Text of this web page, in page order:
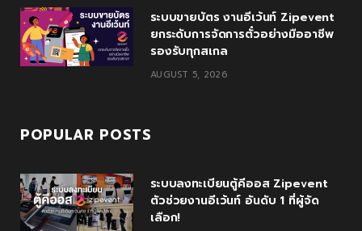
s
ระบบขายบัตร งานอีเว้นท์ Zipevent
ยกระดับการจัดการตั๋วอย่างมืออาชีพ
รองรับทุกสเกล
AUGUST 5, 2026
POPULAR POSTS
ระบบลงทะเบียนตู้คีออส Zipevent
ตัวช่วยงานอีเว้นท์ อันดับ 1 ที่ผู้จัด
เลือก!